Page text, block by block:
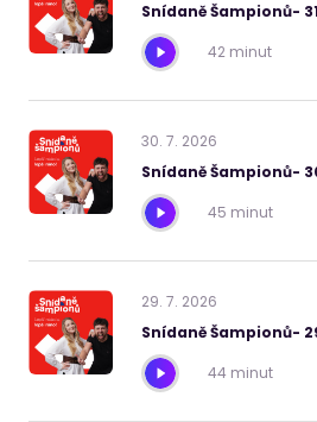
Snídaně Šampionů-
42 minut
30. 7. 2026
Snídaně Šampionů-
45 minut
29. 7. 2026
Snídaně Šampionů-
44 minut